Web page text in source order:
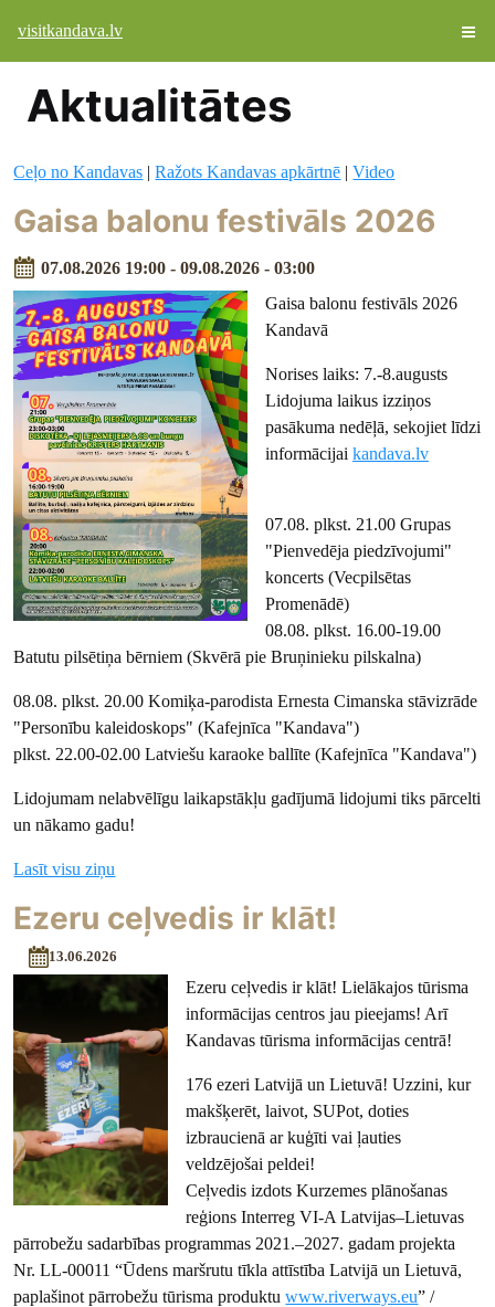
visitkandava.lv
Aktualitātes
Ceļo no Kandavas |Ražots Kandavas apkārtnē |Video
Gaisa balonu festivāls 2026
07.08.2026 19:00 - 09.08.2026 - 03:00
Gaisa balonu festivāls 2026
Kandavā
Norises laiks: 7.-8.augusts
Lidojuma laikus izziņos
pasākuma nedēļā, sekojiet līdzi
informācijai kandava.lv
07.08. plkst. 21.00 Grupas
"Pienvedēja piedzīvojumi"
koncerts (Vecpilsētas
Promenādē)
08.08. plkst. 16.00-19.00
Batutu pilsētiņa bērniem (Skvērā pie Bruņinieku pilskalna)
08.08. plkst. 20.00 Komiķa-parodista Ernesta Cimanska stāvizrāde
"Personību kaleidoskops" (Kafejnīca "Kandava")
plkst. 22.00-02.00 Latviešu karaoke ballīte (Kafejnīca "Kandava")
Lidojumam nelabvēlīgu laikapstākļu gadījumā lidojumi tiks pārcelti
un nākamo gadu!
Lasīt visu ziņu
Ezeru ceļvedis ir klāt!
13.06.2026
Ezeru ceļvedis ir klāt! Lielākajos tūrisma
informācijas centros jau pieejams! Arī
Kandavas tūrisma informācijas centrā!
176 ezeri Latvijā un Lietuvā! Uzzini, kur
makšķerēt, laivot, SUPot, doties
izbraucienā ar kuģīti vai ļauties
veldzējošai peldei!
Ceļvedis izdots Kurzemes plānošanas
reģions Interreg VI-A Latvijas–Lietuvas
pārrobežu sadarbības programmas 2021.–2027. gadam projekta
Nr. LL-00011 “Ūdens maršrutu tīkla attīstība Latvijā un Lietuvā,
paplašinot pārrobežu tūrisma produktuwww.riverways.eu” /